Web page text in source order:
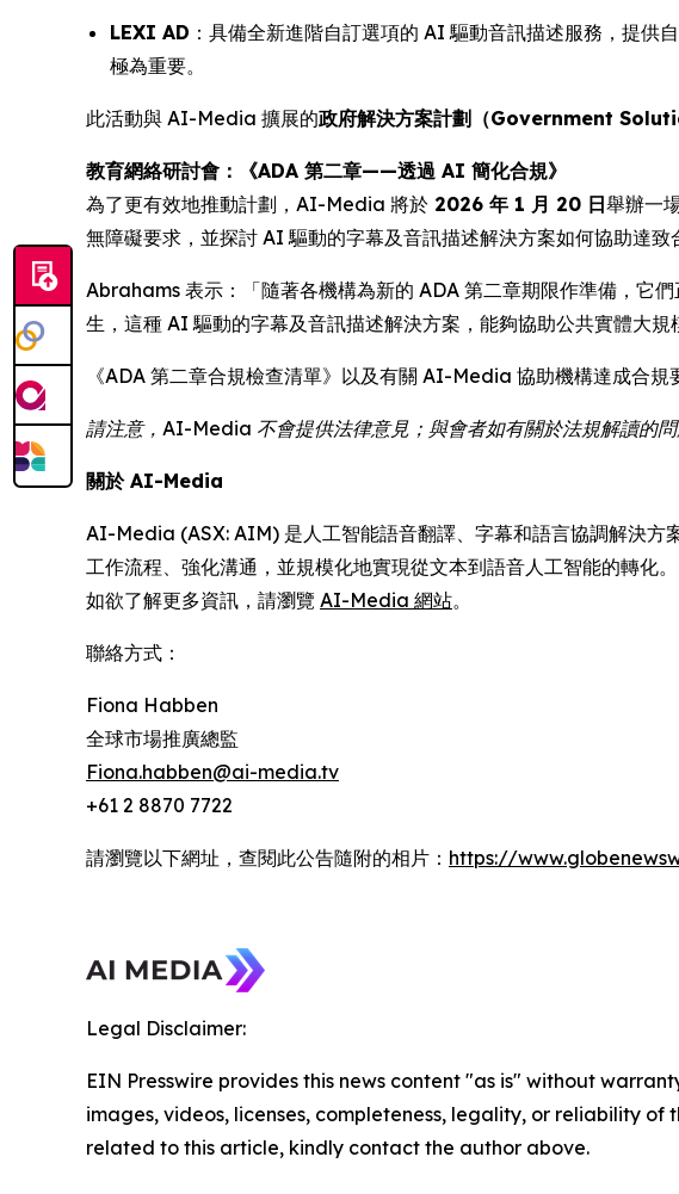
LEXI AD ：具備全新進階自訂選項的 AI 驅動音訊描述服務，提供
極為重要。
此活動與 AI-Media 擴展的政府解決方案計劃（Government
教育網絡研討會：《ADA 第二章——透過 AI 簡化合規》
為了更有效地推動計劃，AI-Media 將於 2026 年 1 月 20 日舉辦一
無障礙要求，並探討 AI 驅動的字幕及音訊描述解決方案如何協助達致
Abrahams 表示：「隨著各機構為新的 ADA 第二章期限作準備，它
生，這種 AI 驅動的字幕及音訊描述解決方案，能夠協助公共實體大規
《ADA 第二章合規檢查清單》以及有關 AI-Media 協助機構達成合規
請注意，AI-Media 不會提供法律意見；與會者如有關於法規解讀的問
關於 AI-Media
AI-Media (ASX: AIM) 是人工智能語音翻譯、字幕和語言協調解決方
工作流程、強化溝通，並規模化地實現從文本到語音人工智能的轉化。
如欲了解更多資訊，請瀏覽 AI-Media 網站。
聯絡方式：
Fiona Habben
全球市場推廣總監
Fiona.habben@ai-media.tv
+61 2 8870 7722
請瀏覽以下網址，查閱此公告隨附的相片： https://
Legal Disclaimer:
EIN Presswire provides this news content "as is" without
images, videos, licenses, completeness, legality, or reliability
related to this article, kindly contact the author above.